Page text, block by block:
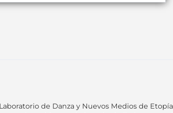
de Danza y Nuevos Medios de Etopía